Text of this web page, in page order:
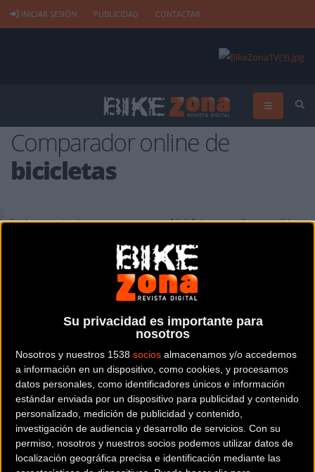
Su privacidad es importante para
nosotros
Nosotros y nuestros 1538 socios almacenamos y/o accedemos
a información en un dispositivo, como cookies, y procesamos
datos personales, como identificadores únicos e información
estándar enviada por un dispositivo para publicidad y contenido
personalizado, medición de publicidad y contenido,
investigación de audiencia y desarrollo de servicios. Con su
permiso, nosotros y nuestros socios podemos utilizar datos de
localización geográfica precisa e identificación mediante las
INICIAR SESIÓN PUBLICIDAD CONTACTAR
Comparador online de
bicicletas
Es el momento de comprar una nuevabicicletay por ello es posible
que estás intentando decidirte entre varias opciones ¿qué bici es el
mejor? ¿cuál es la más ligera? ¿cuál lleva los mejores componentes?
Para ayudarte a resolver estas dudas te damos acceso a nuestra
increíble base de datos con más de 35.000 referencias y que
actualizamos constantemente. A través de nuestro comparador podrás
encontrar la bicicleta que mejor se adapte a tus necesidades. Es gratuito
y puedes usarlo con tu pc, tablet o smartphone.(En tu smartphone
recomendamos usar el móvil en modo horizontal.)